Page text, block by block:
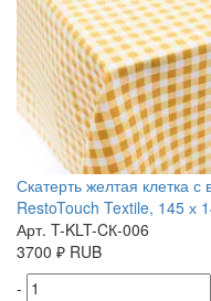
Скатерть желтая клетка
RestoTouch Textile, 145 х
Арт. T-KLT-CК-006
3700 ₽ RUB
-